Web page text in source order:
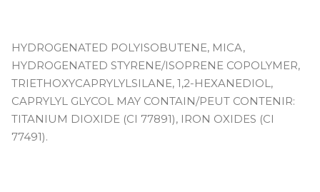
HYDROGENATED POLYISOBUTENE, MICA,
HYDROGENATED STYRENE/ISOPRENE COPOLYMER,
TRIETHOXYCAPRYLYLSILANE, 1,2-HEXANEDIOL,
CAPRYLYL GLYCOL MAY CONTAIN/PEUT CONTENIR:
TITANIUM DIOXIDE (CI 77891), IRON OXIDES (CI
77491).